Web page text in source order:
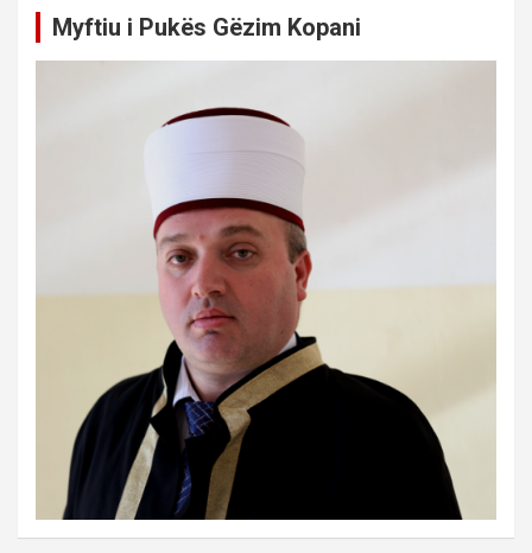
Myftiu i Pukës Gëzim Kopani